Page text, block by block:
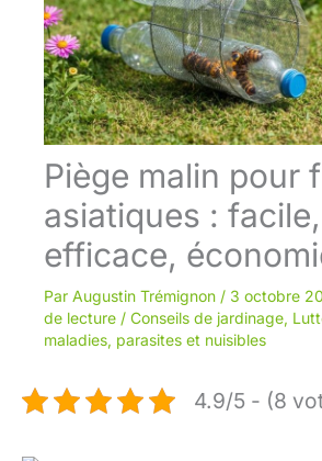
Piège malin pour
asiatiques : facile,
efficace,
Par Augustin Trémignon / 3 octobre
de lecture / Conseils de jardinage,
maladies, parasites et nuisibles
4.9/5 - (8